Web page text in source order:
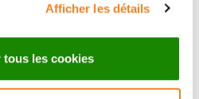
Afficher les détails
tous les cookies